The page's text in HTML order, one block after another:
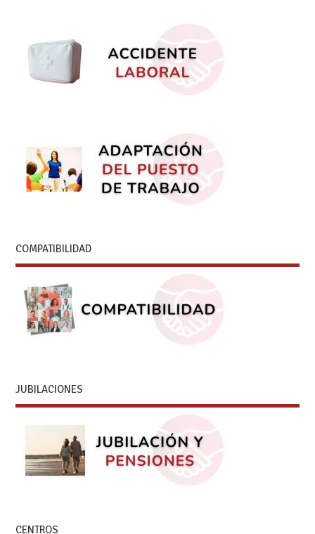
COMPATIBILIDAD
JUBILACIONES
CENTROS